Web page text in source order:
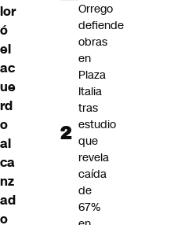
lor
ó
el
ac
ue
rd
o
al
ca
nz
ad
o
Orrego
defiende
obras
en
Plaza
Italia
tras
estudio
que
revela
caída
de
67%